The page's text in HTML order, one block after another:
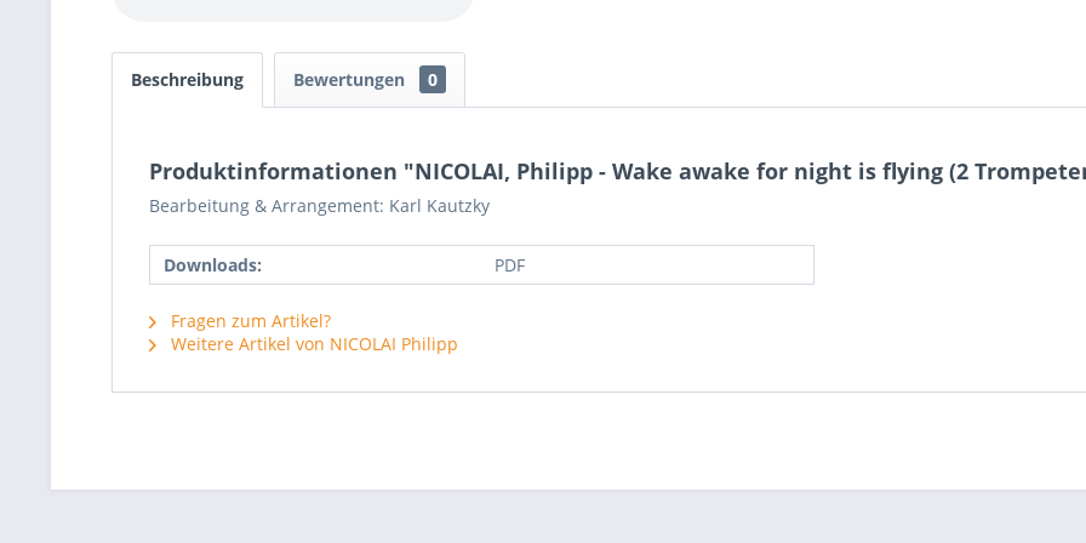
Beschreibung Bewertungen 0
Produktinformationen "NICOLAI, Philipp - Wake awake for night is flying (2
Bearbeitung & Arrangement: Karl Kautzky
Downloads: PDF
Fragen zum Artikel?
Weitere Artikel von NICOLAI Philipp